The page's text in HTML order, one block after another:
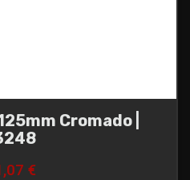
Cromado |
€